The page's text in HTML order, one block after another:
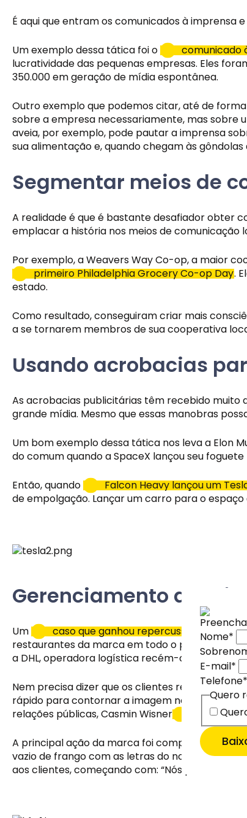
É aqui que entram os comunicados à imprensa
Um exemplo dessa tática foi o comunicado
lucratividade das pequenas empresas. Eles
350.000 em geração de mídia espontânea.
Outro exemplo que podemos citar, até de
sobre a empresa necessariamente, mas sobre
aveia, por exemplo, pode pautar a imprensa
sua alimentação e, quando chegam às
Segmentar meios de
A realidade é que é bastante desafiador obter
emplacar a história nos meios de comunicação
Por exemplo, a Weavers Way Co-op, a maior
primeiro Philadelphia Grocery Co-op Day.
estado.
Como resultado, conseguiram criar mais
a se tornarem membros de sua cooperativa
Usando acrobacias
As acrobacias publicitárias têm recebido muito
grande mídia. Mesmo que essas manobras
Um bom exemplo dessa tática nos leva a Elon
do comum quando a SpaceX lançou seu
Então, quando Falcon Heavy lançou um
de empolgação. Lançar um carro para o
Gerenciamento de
Um caso que ganhou repercussão
ocorreu
restaurantes da marca em todo o país
a DHL, operadora logística recém-contratada
Nem precisa dizer que os clientes reagiram
rápido para contornar a imagem negativa que
relações públicas, Casmin Wisner
,
A principal ação da marca foi comprar um
vazio de frango com as letras do nome da
aos clientes, começando com: “Nós pedimos
Nome*
E-mail*
Telefone
Quero
Assine
Email*
Assine
Email*
Nome*
E-mail*
Telefone*
Quero